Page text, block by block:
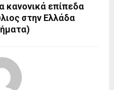
κανονικά επίπεδα
στην Ελλάδα